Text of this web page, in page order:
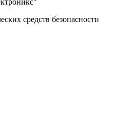
средств безопасности